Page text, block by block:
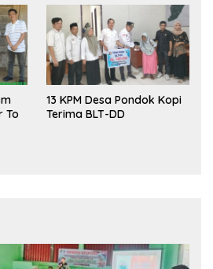
To
13 KPM Desa Pondok Kopi
Terima BLT-DD